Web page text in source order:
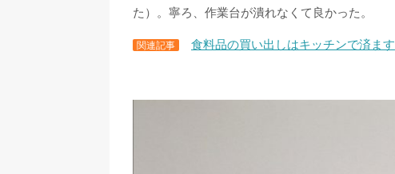
た）。寧ろ、作業台が潰れなくて良かった。
関連記事 食料品の買い出しはキッチンで済ます